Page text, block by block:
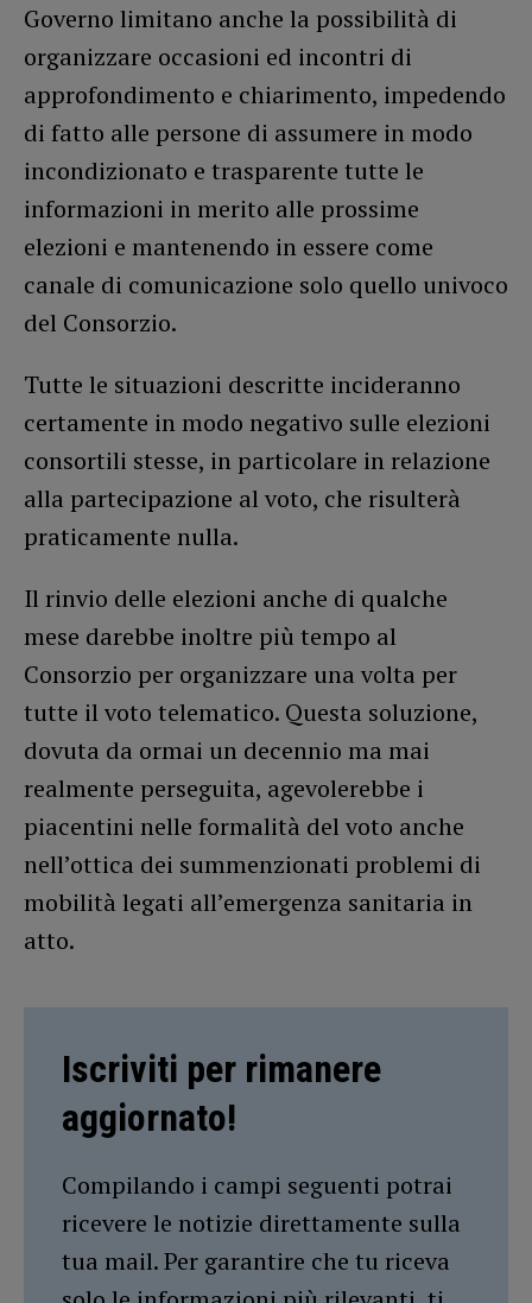
Governo limitano anche la possibilità di
organizzare occasioni ed incontri di
approfondimento e chiarimento, impedendo
di fatto alle persone di assumere in modo
incondizionato e trasparente tutte le
informazioni in merito alle prossime
elezioni e mantenendo in essere come
canale di comunicazione solo quello univoco
del Consorzio.
Tutte le situazioni descritte incideranno
certamente in modo negativo sulle elezioni
consortili stesse, in particolare in relazione
alla partecipazione al voto, che risulterà
praticamente nulla.
Il rinvio delle elezioni anche di qualche
mese darebbe inoltre più tempo al
Consorzio per organizzare una volta per
tutte il voto telematico. Questa soluzione,
dovuta da ormai un decennio ma mai
realmente perseguita, agevolerebbe i
piacentini nelle formalità del voto anche
nell’ottica dei summenzionati problemi di
mobilità legati all’emergenza sanitaria in
atto.
Iscriviti per rimanere
aggiornato!
Compilando i campi seguenti potrai
ricevere le notizie direttamente sulla
tua mail. Per garantire che tu riceva